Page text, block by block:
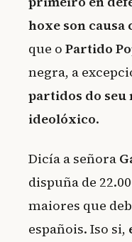
hoxe son causa
que o Partido
negra, a
partidos do seu
ideolóxico.
Dicía a señora
dispuña de
maiores que
españois. Iso si,